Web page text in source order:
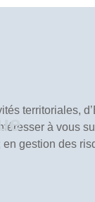
d’être
territoriales,
à vous
en gestion des